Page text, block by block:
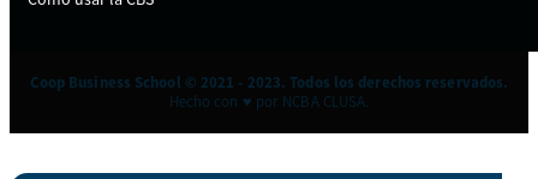
Coop Business School © 2021 - 2023. Todos los derechos reservados.
Hecho con ♥ por NCBA CLUSA.